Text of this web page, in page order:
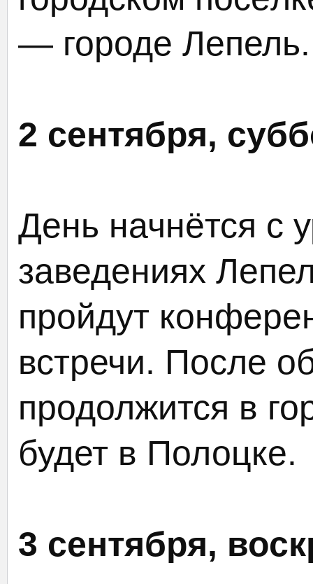
— городе Лепель.
2 сентября,
День начнётся с
заведениях
пройдут
встречи. После
продолжится в
будет в Полоцке.
3 сентября,